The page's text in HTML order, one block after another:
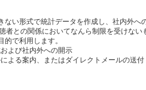
い形式で統計データを作成し、社内外へ
との関係においてなんら制限を受けない
で利用します。
よび社内外への開示
よる案内、またはダイレクトメールの送付